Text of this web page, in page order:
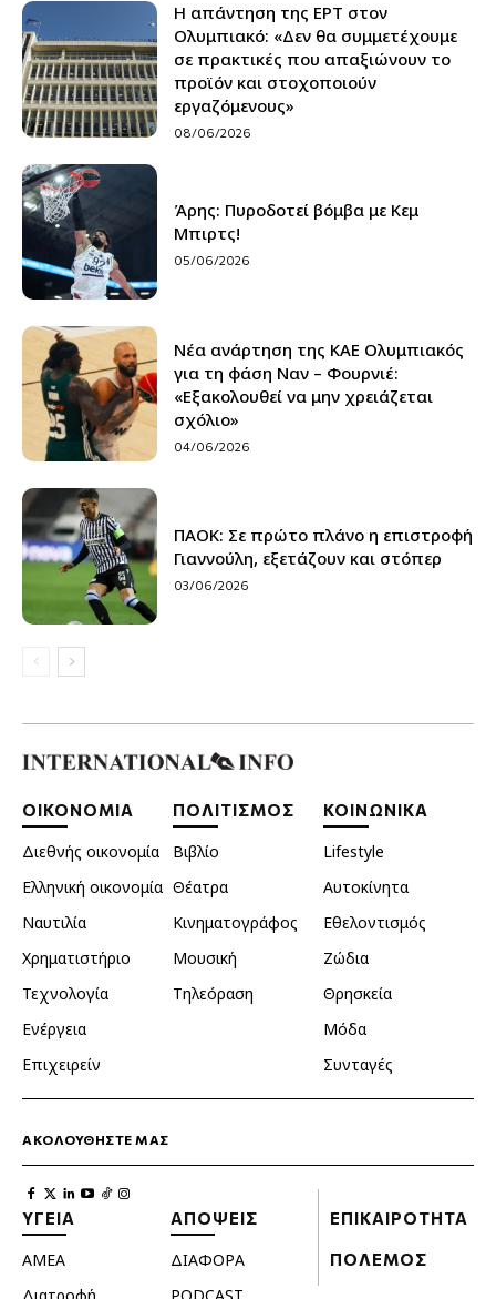
Η απάντηση της ΕΡΤ στον
Ολυμπιακό: «Δεν θα συμμετέχουμε
σε πρακτικές που απαξιώνουν το
προϊόν και στοχοποιούν
εργαζόμενους»
08/06/2026
Άρης: Πυροδοτεί βόμβα με Κεμ
Μπιρτς!
05/06/2026
Νέα ανάρτηση της ΚΑΕ Ολυμπιακός
για τη φάση Ναν – Φουρνιέ:
«Εξακολουθεί να μην χρειάζεται
σχόλιο»
04/06/2026
ΠΑΟΚ: Σε πρώτο πλάνο η επιστροφή
Γιαννούλη, εξετάζουν και στόπερ
03/06/2026
ΟΙΚΟΝΟΜΙΑ
Διεθνής οικονομία
Ελληνική οικονομία
Ναυτιλία
Χρηματιστήριο
Τεχνολογία
Ενέργεια
Επιχειρείν
ΠΟΛΙΤΙΣΜΟΣ
Βιβλίο
Θέατρα
Κινηματογράφος
Μουσική
Τηλεόραση
ΚΟΙΝΩΝΙΚΑ
Lifestyle
Αυτοκίνητα
Εθελοντισμός
Ζώδια
Θρησκεία
Μόδα
Συνταγές
ΑΚΟΛΟΥΘΗΣΤΕ ΜΑΣ
ΥΓΕΙΑ
ΑΜΕΑ
ΑΠΟΨΕΙΣ
ΔΙΑΦΟΡΑ
ΕΠΙΚΑΙΡΟΤΗΤΑ
ΠΟΛΕΜΟΣ